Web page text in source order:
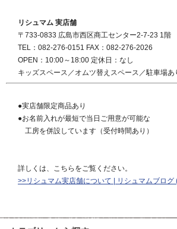
リシュマム 実店舗
〒733-0833 広島市西区商工センター2-7-23 1階
TEL：082-276-0151 FAX：082-276-2026
OPEN：10:00～18:00 定休日：なし
キッズスペース／オムツ替えスペース／駐車場あ
●実店舗限定商品あり
●お名前入れが最短で当日ご用意が可能な
工房を併設しています（受付時間あり）
詳しくは、こちらをご覧ください。
>>リシュマム実店舗について | リシュマムブログ